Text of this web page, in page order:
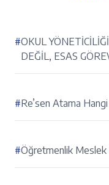
#OKUL
DEĞİL, ESAS
#Re’sen Atama Hangi
#Öğretmenlik Meslek